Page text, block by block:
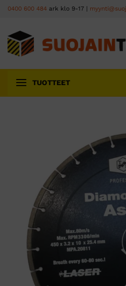
Skip
content
0400 600 484 ark klo 9-17 |
TUOTTEET